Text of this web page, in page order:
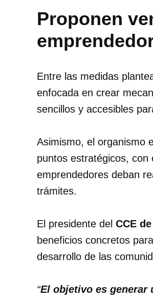
Proponen
Entre las medidas
enfocada en crear
sencillos y accesibles
Asimismo, el organismo
puntos estratégicos,
emprendedores deban
trámites.
El presidente del CCE
beneficios concretos
desarrollo de las
“El objetivo es generar